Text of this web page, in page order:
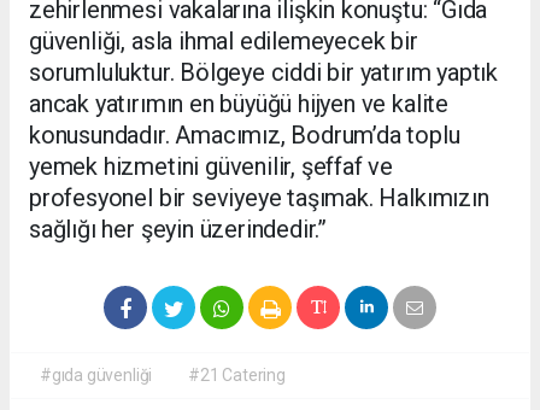
zehirlenmesi vakalarına ilişkin konuştu: “Gıda
güvenliği, asla ihmal edilemeyecek bir
sorumluluktur. Bölgeye ciddi bir yatırım yaptık
ancak yatırımın en büyüğü hijyen ve kalite
konusundadır. Amacımız, Bodrum’da toplu
yemek hizmetini güvenilir, şeffaf ve
profesyonel bir seviyeye taşımak. Halkımızın
sağlığı her şeyin üzerindedir.”
#gıda güvenliği #21 Catering